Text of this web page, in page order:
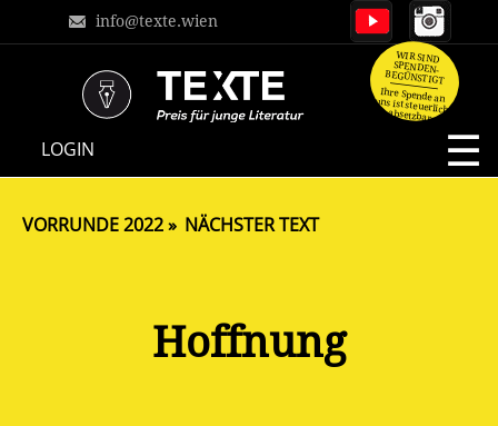
info@texte.wien
LOGIN
WIR SIND
SPENDEN-
BEGÜNSTIGT
Ihre Spende an
uns ist steuerlich
absetzbar.
Hoffnung
VORRUNDE 2022 NÄCHSTER TEXT